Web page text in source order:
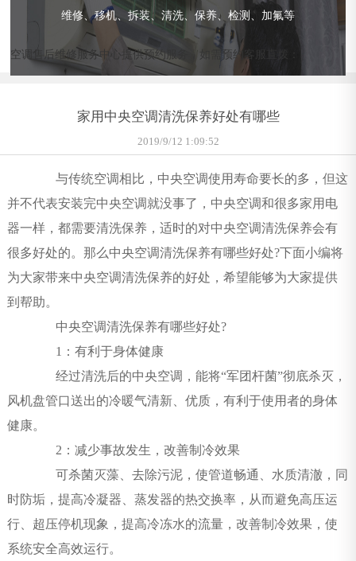
维修、移机、拆装、清洗、保养、检测、加氟等
空调售后维修服务中心提供预约服务，如需预约客服直拨：
家用中央空调清洗保养好处有哪些
2019/9/12 1:09:52
与传统空调相比，中央空调使用寿命要长的多，但这
并不代表安装完中央空调就没事了，中央空调和很多家用电
器一样，都需要清洗保养，适时的对中央空调清洗保养会有
很多好处的。那么中央空调清洗保养有哪些好处?下面小编将
为大家带来中央空调清洗保养的好处，希望能够为大家提供
到帮助。
中央空调清洗保养有哪些好处?
1：有利于身体健康
经过清洗后的中央空调，能将“军团杆菌”彻底杀灭，
风机盘管口送出的冷暖气清新、优质，有利于使用者的身体
健康。
2：减少事故发生，改善制冷效果
可杀菌灭藻、去除污泥，使管道畅通、水质清澈，同
时防垢，提高冷凝器、蒸发器的热交换率，从而避免高压运
行、超压停机现象，提高冷冻水的流量，改善制冷效果，使
系统安全高效运行。